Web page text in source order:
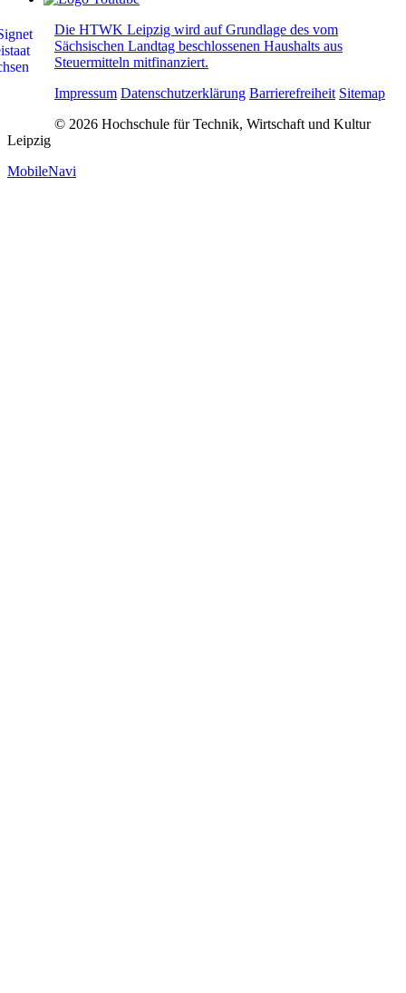
Die HTWK Leipzig wird auf Grundlage des vom
Sächsischen Landtag beschlossenen Haushalts aus
Steuermitteln mitfinanziert.
Impressum Datenschutzerklärung Barrierefreiheit Sitemap
© 2026 Hochschule für Technik, Wirtschaft und Kultur
Leipzig
MobileNavi